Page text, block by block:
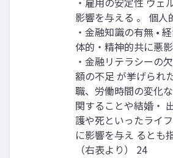
影響を与える 。 個人
・金融知識の有無 •
体的・精神的共に悪影
・金融リテラシーの
額の不足 が挙げられ
職、労働時間の変化
関することや結婚・
護や死といったライ
に影響を与え るとも
（右表より） 24